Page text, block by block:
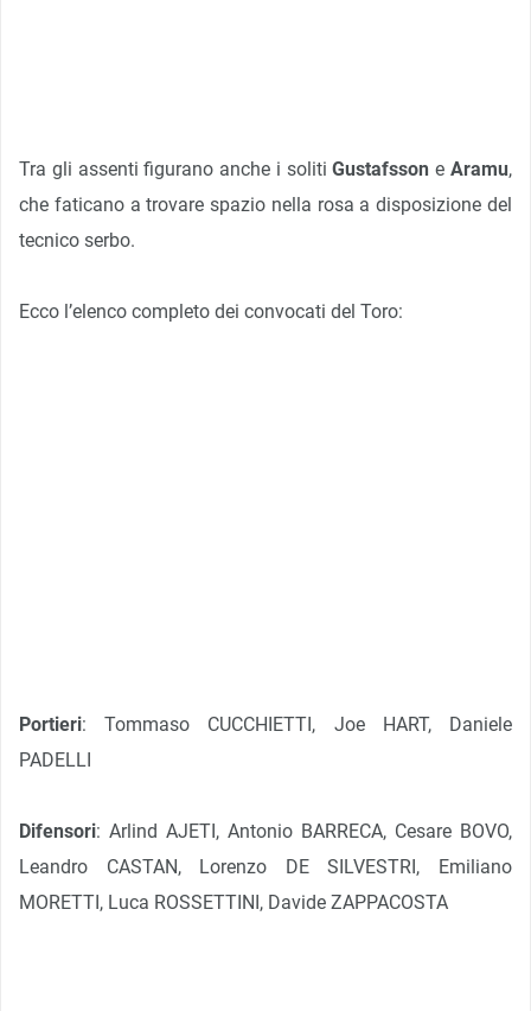
Tra gli assenti figurano anche i solitiGustafsson eAramu,
che faticano a trovare spazio nella rosa a disposizione del
tecnico serbo.
Ecco l’elenco completo dei convocati del Toro:
Portieri: Tommaso CUCCHIETTI, Joe HART, Daniele
PADELLI
Difensori: Arlind AJETI, Antonio BARRECA, Cesare BOVO,
Leandro CASTAN, Lorenzo DE SILVESTRI, Emiliano
MORETTI, Luca ROSSETTINI, Davide ZAPPACOSTA